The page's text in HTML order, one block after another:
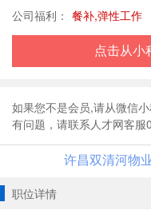
公司福利： 餐补,弹性工作
点击从小
如果您不是会员,请从微信
许昌双清河物
职位详情